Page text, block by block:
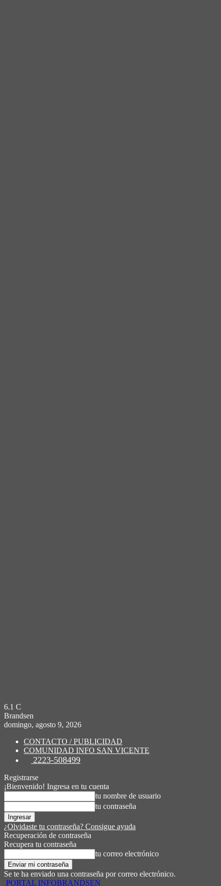
6.1 C
Brandsen
domingo, agosto 9, 2026
CONTACTO / PUBLICIDAD
COMUNIDAD INFO SAN VICENTE
2223-508499
Registrarse
¡Bienvenido! Ingresa en tu cuenta
tu nombre de usuario
tu contraseña
¿Olvidaste tu contraseña? Consigue ayuda
Recuperación de contraseña
Recupera tu contraseña
tu correo electrónico
Se te ha enviado una contraseña por correo electrónico.
PORTAL INFOBRANDSEN